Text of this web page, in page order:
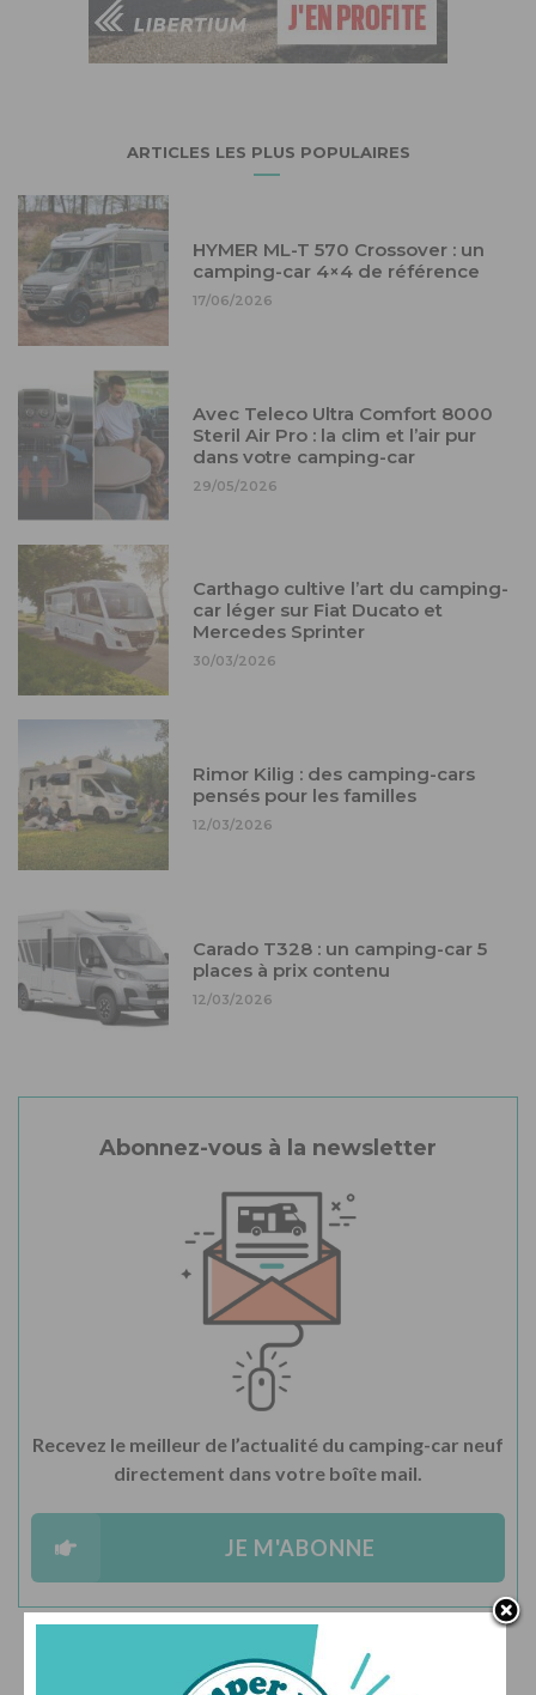
ARTICLES LES PLUS POPULAIRES
HYMER ML-T 570 Crossover : un
camping-car 4×4 de référence
17/06/2026
Avec Teleco Ultra Comfort 8000
Steril Air Pro : la clim et l’air pur
dans votre camping-car
29/05/2026
Carthago cultive l’art du camping-
car léger sur Fiat Ducato et
Mercedes Sprinter
30/03/2026
Rimor Kilig : des camping-cars
pensés pour les familles
12/03/2026
Carado T328 : un camping-car 5
places à prix contenu
12/03/2026
Abonnez-vous à la newsletter
Recevez le meilleur de l’actualité du camping-car neuf
directement dans votre boîte mail.
JE M'ABONNE
LIENS PARTENAIRES